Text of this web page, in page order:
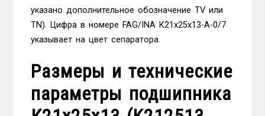
указано дополнительное обозначение TV или
TN). Цифра в номере FAG/INA К21х25х13-A-0/7
указывает на цвет сепаратора.
Размеры и технические
параметры подшипника